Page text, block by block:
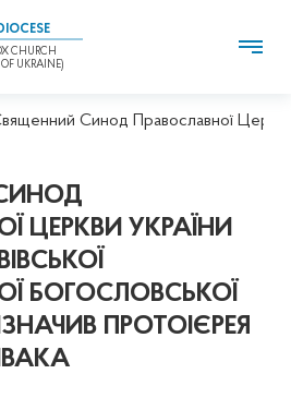
CHURCH
UKRAINE)
Синод Православної Церкви
ЦЕРКВИ УКРАЇНИ
БОГОСЛОВСЬКОЇ
ПРОТОІЄРЕЯ